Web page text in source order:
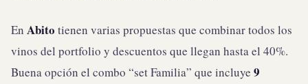
En Abito tienen varias propuestas que combinar todos los
vinos del portfolio y descuentos que llegan hasta el 40%.
Buena opción el combo “set Familia” que incluye 9